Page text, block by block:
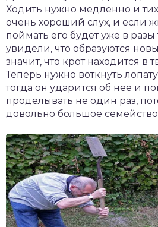
Ходить нужно медленно и
очень хороший слух, и если
поймать его будет уже в
увидели, что образуются
значит, что крот находится в
Теперь нужно воткнуть
тогда он ударится об нее и
проделывать не один раз,
довольно большое